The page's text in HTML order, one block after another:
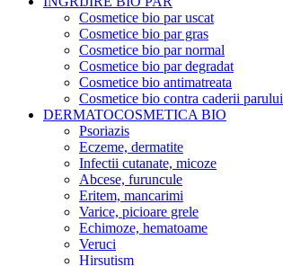
Cosmetice bio par uscat
Cosmetice bio par gras
Cosmetice bio par normal
Cosmetice bio par degradat
Cosmetice bio antimatreata
Cosmetice bio contra caderii parului
DERMATOCOSMETICA BIO
Psoriazis
Eczeme, dermatite
Infectii cutanate, micoze
Abcese, furuncule
Eritem, mancarimi
Varice, picioare grele
Echimoze, hematoame
Veruci
Hirsutism